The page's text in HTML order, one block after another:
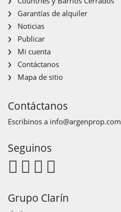
Garantías de alquiler
Noticias
Publicar
Mi cuenta
Contáctanos
Mapa de sitio
Contáctanos
Escribinos a info@argenprop.com
Seguinos
Grupo Clarín